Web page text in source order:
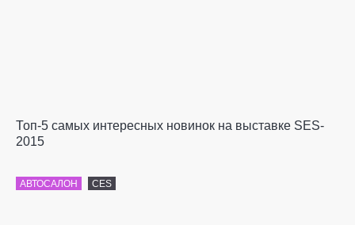
Топ-5 самых интересных новинок на выставке SES-
2015
АВТОСАЛОН CES